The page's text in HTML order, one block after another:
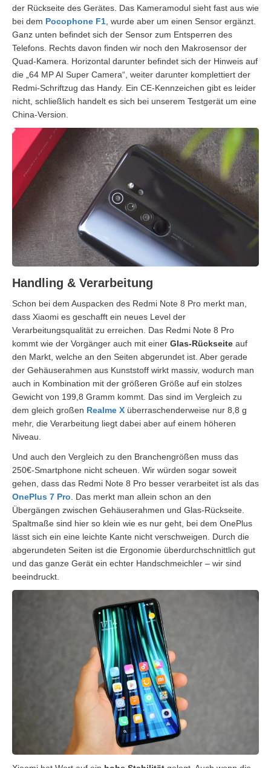
der Rückseite des Gerätes. Das Kameramodul sieht fast aus wie
bei dem Pocophone F1 , wurde aber um einen Sensor ergänzt.
Ganz unten befindet sich der Sensor zum Entsperren des
Telefons. Rechts davon finden wir noch den Makrosensor der
Quad-Kamera. Horizontal darunter befindet sich der Hinweis auf
die „64 MP AI Super Camera“, weiter darunter komplettiert der
Redmi-Schriftzug das Handy. Ein CE-Kennzeichen gibt es leider
nicht, schließlich handelt es sich bei unserem Testgerät um eine
China-Version.
Handling & Verarbeitung
Schon bei dem Auspacken des Redmi Note 8 Pro merkt man,
dass Xiaomi es geschafft ein neues Level der
Verarbeitungsqualität zu erreichen. Das Redmi Note 8 Pro
kommt wie der Vorgänger auch mit einer Glas-Rückseite auf
den Markt, welche an den Seiten abgerundet ist. Aber gerade
der Gehäuserahmen aus Kunststoff wirkt massiv, wodurch man
auch in Kombination mit der größeren Größe auf ein stolzes
Gewicht von 199,8 Gramm kommt. Das sind im Vergleich zu
dem gleich großen Realme X überraschenderweise nur 8,8 g
mehr, die Verarbeitung liegt dabei aber auf einem höheren
Niveau.
Und auch den Vergleich zu den Branchengrößen muss das
250€-Smartphone nicht scheuen. Wir würden sogar soweit
gehen, dass das Redmi Note 8 Pro besser verarbeitet ist als das
OnePlus 7 Pro . Das merkt man allein schon an den
Übergängen zwischen Gehäuserahmen und Glas-Rückseite.
Spaltmaße sind hier so klein wie es nur geht, bei dem OnePlus
lässt sich ein eine leichte Kante nicht verschweigen. Durch die
abgerundeten Seiten ist die Ergonomie überdurchschnittlich gut
und das ganze Gerät ein echter Handschmeichler – wir sind
beeindruckt.